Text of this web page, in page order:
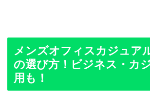
メンズオフィスカジュア
の選び方！ビジネス・カ
用も！